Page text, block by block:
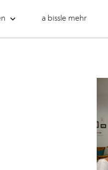
a bissle mehr